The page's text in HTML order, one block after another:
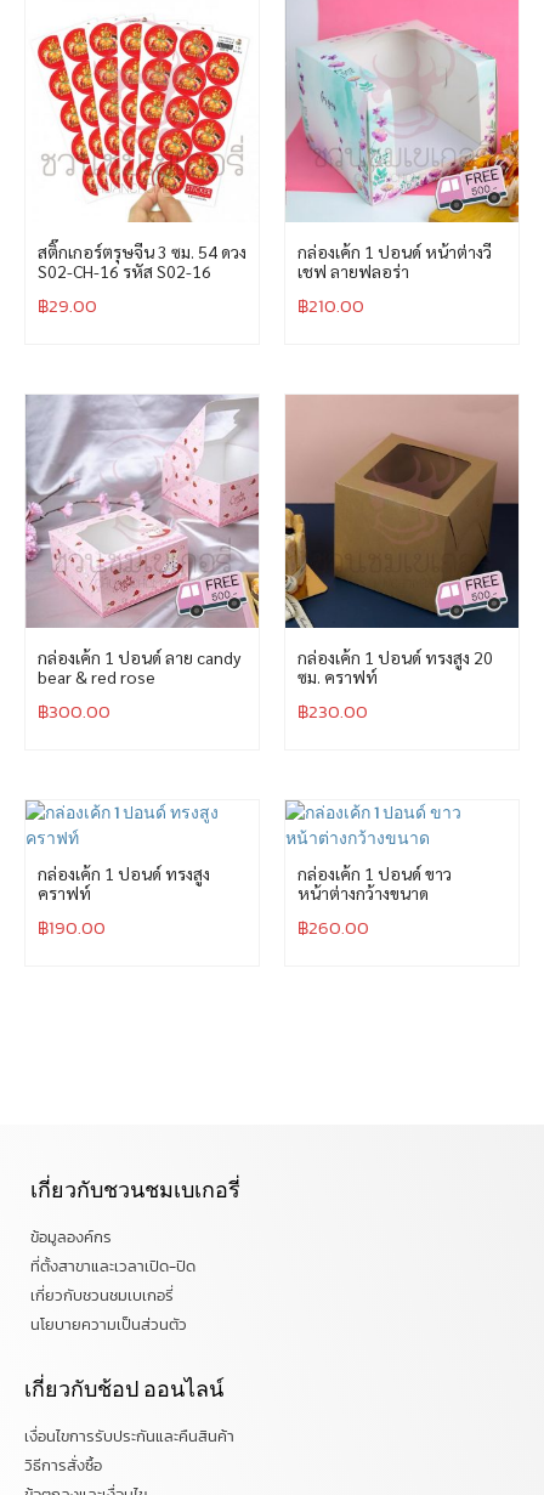
สติ๊กเกอร์ตรุษจีน 3 ซม. 54 ดวง
S02-CH-16 รหัส S02-16
฿29.00
กล่องเค้ก 1 ปอนด์ หน้าต่างวี
เชฟ ลายฟลอร่า
฿210.00
กล่องเค้ก 1 ปอนด์ ลาย candy
bear & red rose
฿300.00
กล่องเค้ก 1 ปอนด์ ทรงสูง 20
ซม. คราฟท์
฿230.00
กล่องเค้ก 1 ปอนด์ ทรงสูง
คราฟท์
฿190.00
กล่องเค้ก 1 ปอนด์ ขาว
หน้าต่างกว้างขนาด
฿260.00
เกี่ยวกับชวนชมเบเกอรี่
ข้อมูลองค์กร
ที่ตั้งสาขาและเวลาเปิด-ปิด
เกี่ยวกับชวนชมเบเกอรี่
นโยบายความเป็นส่วนตัว
เกี่ยวกับช้อป ออนไลน์
เงื่อนไขการรับประกันและคืนสินค้า
วิธีการสั่งซื้อ